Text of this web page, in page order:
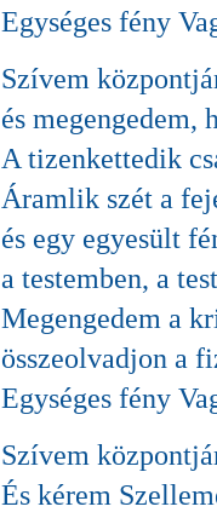
Egységes fény
Szívem
és megengedem,
A tizenkettedik
Áramlik szét a
és egy egyesült
a testemben, a
Megengedem a
összeolvadjon a
Egységes fény
Szívem
És kérem